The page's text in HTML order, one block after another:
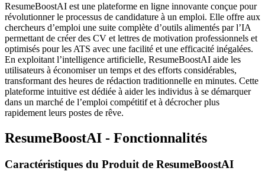
ResumeBoostAI est une plateforme en ligne innovante conçue pour
révolutionner le processus de candidature à un emploi. Elle offre aux
chercheurs d’emploi une suite complète d’outils alimentés par l’IA
permettant de créer des CV et lettres de motivation professionnels et
optimisés pour les ATS avec une facilité et une efficacité inégalées.
En exploitant l’intelligence artificielle, ResumeBoostAI aide les
utilisateurs à économiser un temps et des efforts considérables,
transformant des heures de rédaction traditionnelle en minutes. Cette
plateforme intuitive est dédiée à aider les individus à se démarquer
dans un marché de l’emploi compétitif et à décrocher plus
rapidement leurs postes de rêve.
ResumeBoostAI - Fonctionnalités
Caractéristiques du Produit de ResumeBoostAI